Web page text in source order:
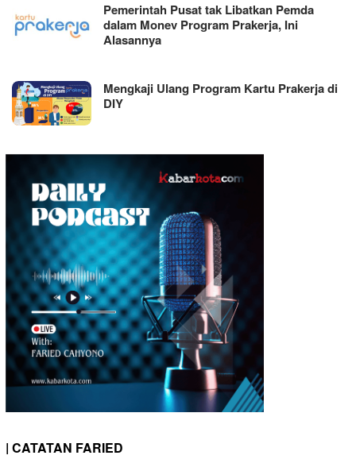
Pemerintah Pusat tak Libatkan Pemda
dalam Monev Program Prakerja, Ini
Alasannya
Mengkaji Ulang Program Kartu Prakerja di
DIY
| CATATAN FARIED